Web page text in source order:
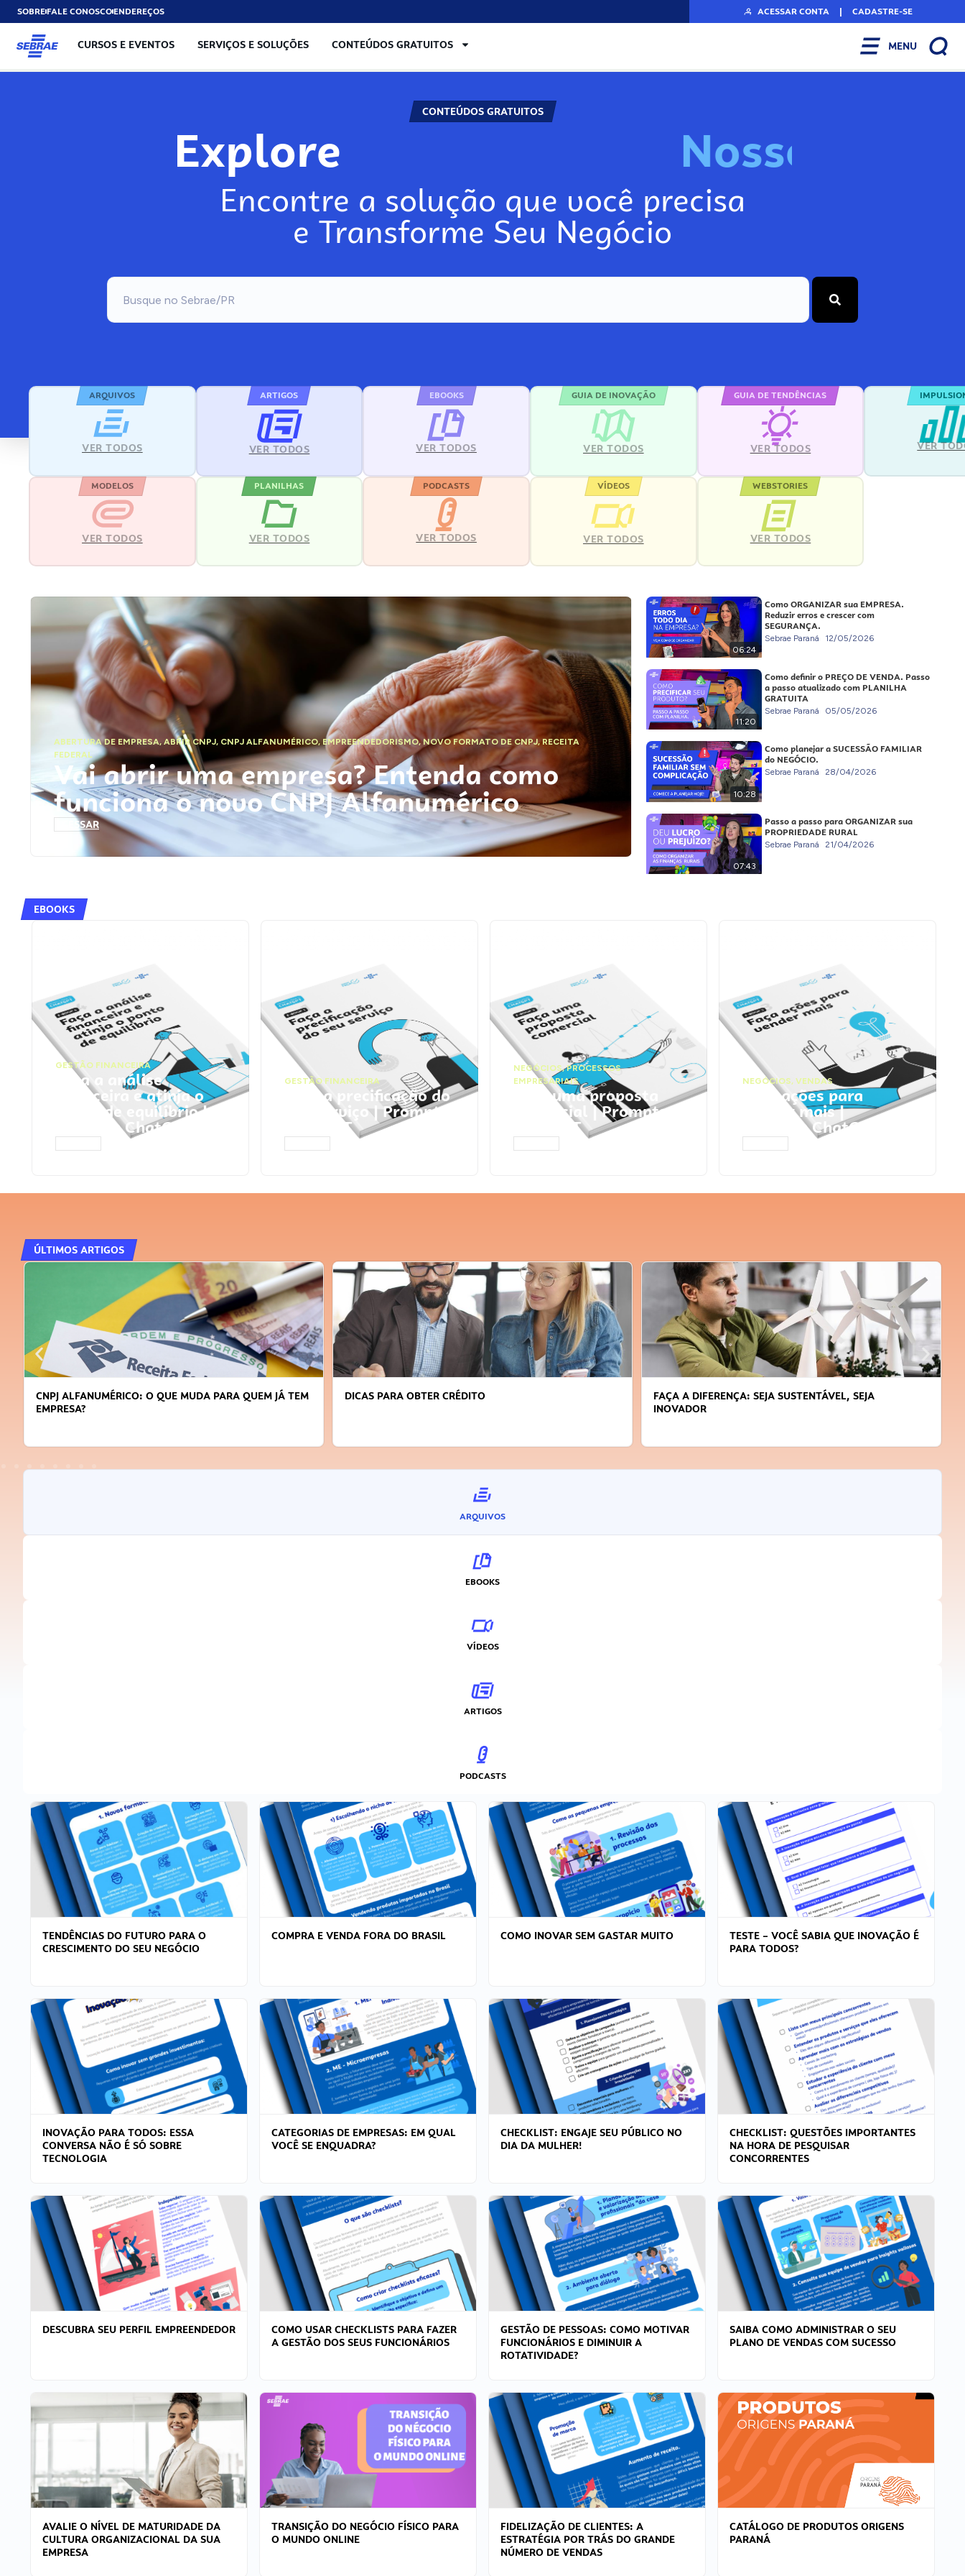
SOBREFALE CONOSCOENDEREÇOS ACESSAR CONTA | CADASTRE-SE
CURSOS E EVENTOS SERVIÇOS E SOLUÇÕES CONTEÚDOS GRATUITOS MENU
CONTEÚDOS GRATUITOS
Explore Nos
Encontre a solução que você precisa
e Transforme Seu Negócio
ARQUIVOS
VER TODOS
ARTIGOS
VER TODOS
EBOOKS
VER TODOS
GUIA DE INOVAÇÃO
VER TODOS
GUIA DE TENDÊNCIAS
VER TODOS VER
MODELOS
VER TODOS
PLANILHAS
VER TODOS
PODCASTS
VER TODOS
VÍDEOS
VER TODOS
WEBSTORIES
VER TODOS
ABERTURA DE EMPRESA,ABRIR CNPJ, CNPJ ALFANUMÉRICO, EMPREENDEDORISMO,NOVO FORMATO DE CNPJ,RECEITA
FEDERAL
Vai abrir uma empresa? Entenda como
funciona o novo CNPJ Alfanumérico
ACESSAR
06:24
Como ORGANIZAR sua EMPRESA.
Reduzir erros e crescer com
SEGURANÇA.
Sebrae Paraná 12/05/2026
11:20
Como definir o PREÇO DE VENDA. Passo
a passo atualizado com PLANILHA
GRATUITA
Sebrae Paraná 05/05/2026
10:28
Como planejar a SUCESSÃO FAMILIAR
do NEGÓCIO.
Sebrae Paraná 28/04/2026
07:43
Passo a passo para ORGANIZAR sua
PROPRIEDADE RURAL
Sebrae Paraná 21/04/2026
EBOOKS
GESTÃO FINANCEIRA
Faça a análise
financeira e atinja o
ponto de equilíbrio |
Prompts ChatGPT
GESTÃO FINANCEIRA
Faça a precificação do
seu serviço | Prompts
ChatGPT
NEGÓCIOS,PROCESSOS
EMPRESARIAIS
Faça uma proposta
comercial | Prompts
ChatGPT
NEGÓCIOS, VENDAS
Faça ações para
vender mais |
Prompts ChatGPT
ÚLTIMOS ARTIGOS
CNPJ ALFANUMÉRICO: O QUE MUDA PARA QUEM JÁ TEM
EMPRESA?
DICAS PARA OBTER CRÉDITO
FAÇA A DIFERENÇA: SEJA SUSTENTÁVEL, SEJA
INOVADOR
ARQUIVOS
EBOOKS
VÍDEOS
ARTIGOS
PODCASTS
TENDÊNCIAS DO FUTURO PARA O
CRESCIMENTO DO SEU NEGÓCIO
COMPRA E VENDA FORA DO BRASIL COMO INOVAR SEM GASTAR MUITO
TESTE – VOCÊ SABIA QUE INOVAÇÃO É
PARA TODOS?
INOVAÇÃO PARA TODOS: ESSA
CONVERSA NÃO É SÓ SOBRE
TECNOLOGIA
CATEGORIAS DE EMPRESAS: EM QUAL
VOCÊ SE ENQUADRA?
CHECKLIST: ENGAJE SEU PÚBLICO NO
DIA DA MULHER!
CHECKLIST: QUESTÕES IMPORTANTES
NA HORA DE PESQUISAR
CONCORRENTES
DESCUBRA SEU PERFIL EMPREENDEDOR
COMO USAR CHECKLISTS PARA FAZER
A GESTÃO DOS SEUS FUNCIONÁRIOS
GESTÃO DE PESSOAS: COMO MOTIVAR
FUNCIONÁRIOS E DIMINUIR A
ROTATIVIDADE?
SAIBA COMO ADMINISTRAR O SEU
PLANO DE VENDAS COM SUCESSO
AVALIE O NÍVEL DE MATURIDADE DA
CULTURA ORGANIZACIONAL DA SUA
EMPRESA
TRANSIÇÃO DO NEGÓCIO FÍSICO PARA
O MUNDO ONLINE
FIDELIZAÇÃO DE CLIENTES: A
ESTRATÉGIA POR TRÁS DO GRANDE
NÚMERO DE VENDAS
CATÁLOGO DE PRODUTOS ORIGENS
PARANÁ